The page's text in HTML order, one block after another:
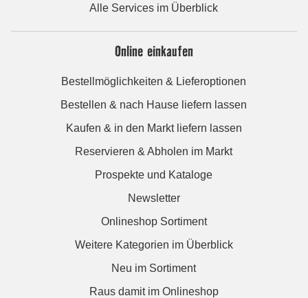
Alle Services im Überblick
Online einkaufen
Bestellmöglichkeiten & Lieferoptionen
Bestellen & nach Hause liefern lassen
Kaufen & in den Markt liefern lassen
Reservieren & Abholen im Markt
Prospekte und Kataloge
Newsletter
Onlineshop Sortiment
Weitere Kategorien im Überblick
Neu im Sortiment
Raus damit im Onlineshop